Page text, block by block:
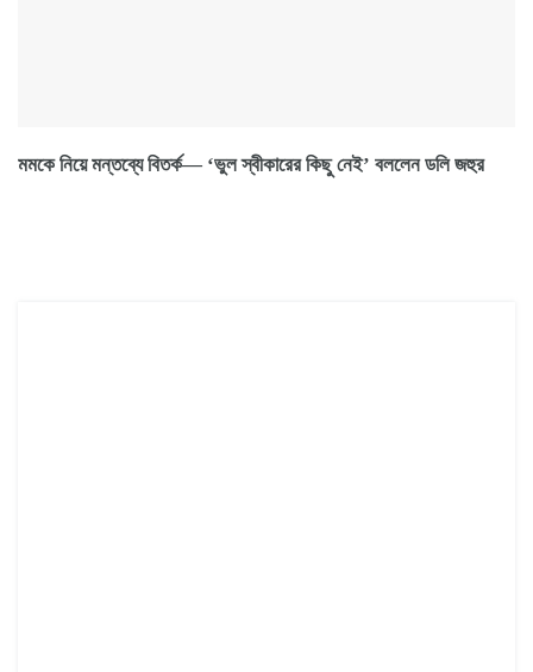
মমকে নিয়ে মন্তব্যে বিতর্ক— ‘ভুল স্বীকারের কিছু নেই’ বললেন ডলি জহুর